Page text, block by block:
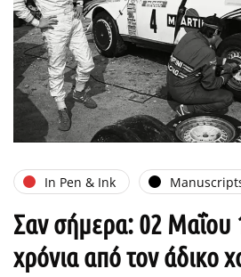
In Pen & Ink
Σαν σήμερα: 02 Μαΐου
χρόνια από τον άδικο